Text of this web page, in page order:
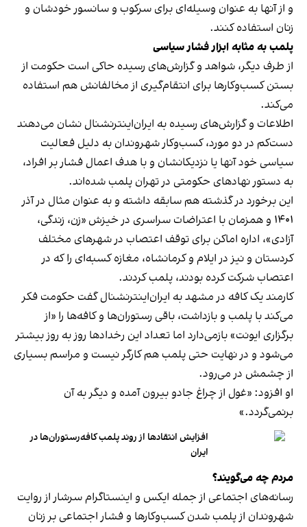
و از آنها به عنوان وسیله‌ای برای سرکوب و سانسور خودشان و
زنان استفاده کنند.
پلمب به مثابه ابزار فشار سیاسی
از طرف دیگر، شواهد و گزارش‌های رسیده حاکی است حکومت از
بستن کسب‌وکارها برای انتقام‌گیری از مخالفانش هم استفاده
می‌کند.
اطلاعات و گزارش‌های رسیده به ایران‌اینترنشنال نشان می‌دهند
دست‌کم در دو مورد، کسب‌وکار شهروندان به دلیل فعالیت
سیاسی خود آنها یا نزدیکانشان و با هدف اعمال فشار بر افراد،
به دستور نهادهای حکومتی در تهران پلمب شده‌اند.
این برخورد در گذشته هم سابقه داشته و به عنوان مثال در آذر
۱۴۰۱ و همزمان با اعتراضات سراسری در خیزش «زن، زندگی،
آزادی»، اداره اماکن برای توقف اعتصاب در شهرهای مختلف
کردستان و نیز در ایلام و کرمانشاه، مغازه کسبه‌ای را که در
اعتصاب شرکت کرده بودند، پلمب کردند.
کارمند یک کافه در مشهد به ایران‌اینترنشنال گفت حکومت فکر
می‌کند با پلمب و بازداشت، باقی رستوران‌ها و کافه‌ها را «از
برگزاری ایونت» بازمی‌دارد اما تعداد این رخدادها روز به روز بیشتر
می‌شود و در نهایت حتی پلمب هم کارگر نیست و مراسم بسیاری
از چشمش در می‌رود.
او افزود: «غول از چراغ جادو بیرون آمده و دیگر به آن
برنمی‎‌گردد.»
افزایش انتقادها از روند پلمب کافه‌رستوران‌ها در
ایران
مردم چه می‌گویند؟
رسانه‎‌های اجتماعی از جمله ایکس و اینستاگرام سرشار از روایت
شهروندان از پلمب شدن کسب‌وکارها و فشار اجتماعی بر زنان